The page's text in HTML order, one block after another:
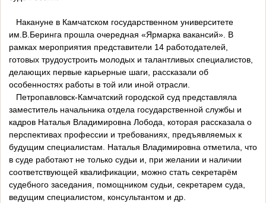
Накануне в Камчатском государственном университете
им.В.Беринга прошла очередная «Ярмарка вакансий». В
рамках мероприятия представители 14 работодателей,
готовых трудоустроить молодых и талантливых специалистов,
делающих первые карьерные шаги, рассказали об
особенностях работы в той или иной отрасли.
Петропавловск-Камчатский городской суд представляла
заместитель начальника отдела государственной службы и
кадров Наталья Владимировна Лобода, которая рассказала о
перспективах профессии и требованиях, предъявляемых к
будущим специалистам. Наталья Владимировна отметила, что
в суде работают не только судьи и, при желании и наличии
соответствующей квалификации, можно стать секретарём
судебного заседания, помощником судьи, секретарем суда,
ведущим специалистом, консультантом и др.